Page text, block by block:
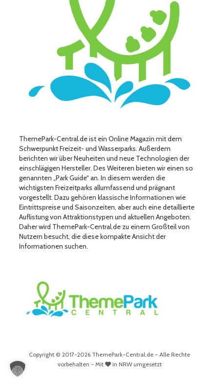
ThemePark-Central.de ist ein Online Magazin mit dem
Schwerpunkt Freizeit- und Wasserparks. Außerdem
berichten wir über Neuheiten und neue Technologien der
einschlägigen Hersteller. Des Weiteren bieten wir einen so
genannten „Park Guide“ an. In diesem werden die
wichtigsten Freizeitparks allumfassend und prägnant
vorgestellt. Dazu gehören klassische Informationen wie
Eintrittspreise und Saisonzeiten, aber auch eine detaillierte
Auflistung von Attraktionstypen und aktuellen Angeboten.
Daher wird ThemePark-Central.de zu einem Großteil von
Nutzern besucht, die diese kompakte Ansicht der
Informationen suchen.
Copyright © 2017-2026 ThemePark-Central.de - Alle Rechte
vorbehalten - Mit
in NRW umgesetzt